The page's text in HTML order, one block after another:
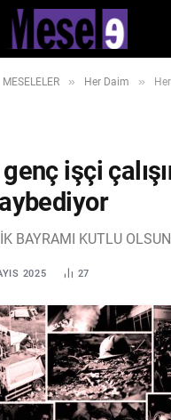
MESELELER » Her Daim » Her ay
işçi
BAYRAMI KUTLU
2025 27